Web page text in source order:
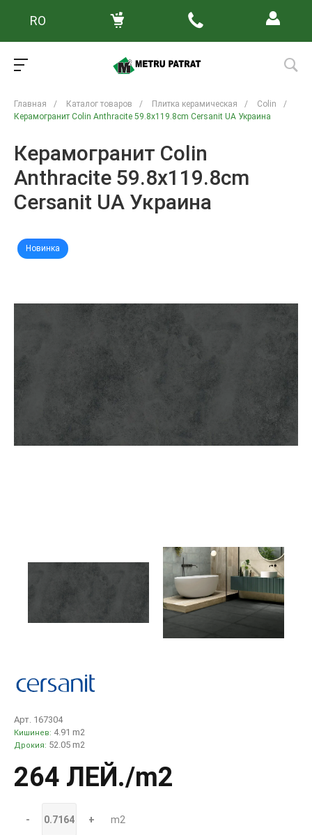
RO
Главная / Каталог товаров / Плитка керамическая / Colin
/
Керамогранит Colin Anthracite 59.8x119.8cm Cersanit UA Украина
Керамогранит Colin
Anthracite 59.8x119.8cm
Cersanit UA Украина
Новинка
Арт. 167304
Кишинев: 4.91 m2
Дрокия: 52.05 m2
264 ЛЕЙ./m2
- + m2